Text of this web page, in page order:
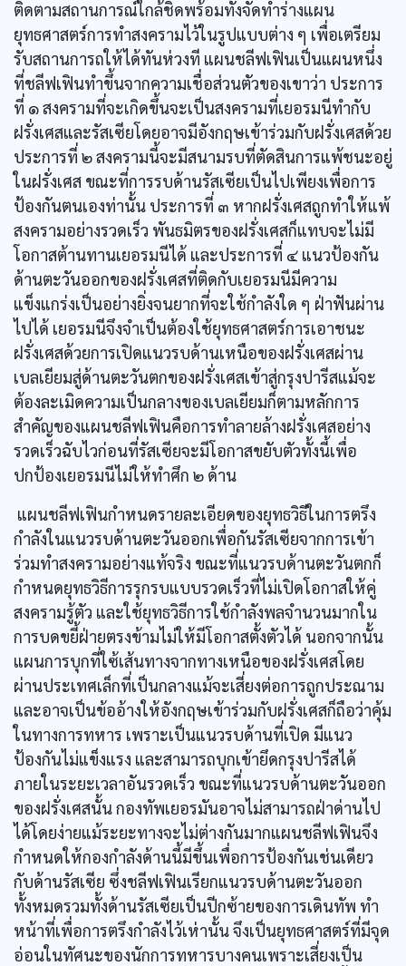
ติดตามสถานการณ์ใกล้ชิดพร้อมทั้งจัดทำร่างแผน
ยุทธศาสตร์การทำสงครามไว้ในรูปแบบต่าง ๆ เพื่อเตรียม
รับสถานการถให้ได้ทันห่วงที แผนชลีฟเฟินเป็นแผนหนึ่ง
ที่ชลีฟเฟินทำขึ้นจากความเชื่อส่วนตัวของเขาว่า ประการ
ที่ ๑ สงครามที่จะเกิดขึ้นจะเป็นสงครามที่เยอรมนีทำกับ
ฝรั่งเศสและรัสเซียโดยอาจมีอังกฤษเข้าร่วมกับฝรั่งเศสด้วย
ประการที่ ๒ สงครามนี้จะมีสนามรบที่ตัดสินการแพ้ชนะอยู่
ในฝรั่งเศส ขณะที่การรบด้านรัสเซียเป็นไปเพียงเพื่อการ
ป้องกันตนเองท่านั้น ประการที่ ๓ หากฝรั่งเศสถูกทำให้แพ้
สงครามอย่างรวดเร็ว พันธมิตรของฝรั่งเศสก็แทบจะไม่มี
โอกาสต้านทานเยอรมนีได้ และประการที่ ๔ แนวป้องกัน
ด้านตะวันออกของฝรั่งเศสที่ติดกับเยอรมนีมีความ
แข็งแกร่งเป็นอย่างยิ่งจนยากที่จะใช้กำลังใด ๆ ฝ่าฟันผ่าน
ไปได้ เยอรมนีจึงจำเป็นต้องใช้ยุทธศาสตร์การเอาชนะ
ฝรั่งเศสด้วยการเปิดแนวรบด้านเหนือของฝรั่งเศสผ่าน
เบลเยียมสู่ด้านตะวันตกของฝรั่งเศสเข้าสู่กรุงปารีสแม้จะ
ต้องละเมิดความเป็นกลางของเบลเยียมก็ตามหลักการ
สำคัญของแผนชลีฟเฟินคือการทำลายล้างฝรั่งเศสอย่าง
รวดเร็วฉับไวก่อนที่รัสเซียจะมีโอกาสขยับตัวทั้งนี้เพื่อ
ปกป้องเยอรมนีไม่ให้ทำศึก ๒ ด้าน
แผนชลีฟเฟินกำหนดรายละเอียดของยุทธวิธีในการตรึง
กำลังในแนวรบด้านตะวันออกเพื่อกันรัสเซียจากการเข้า
ร่วมทำสงครามอย่างแท้จริง ขณะที่แนวรบด้านตะวันตกก็
กำหนดยุทธวิธีการรุกรบแบบรวดเร็วที่ไม่เปิดโอกาสให้คู่
สงครามรู้ตัว และใช้ยุทธวิธีการใช้กำลังพลจำนวนมากใน
การบดขยี้ฝ่ายตรงข้ามไม่ให้มีโอกาสตั้งตัวได้ นอกจากนั้น
แผนการบุกที่ใซ้เส้นทางจากทางเหนือของฝรั่งเศสโดย
ผ่านประเทศเล็กที่เป็นกลางแม้จะเสี่ยงต่อการถูกประณาม
และอาจเป็นข้ออ้างให้อังกฤษเข้าร่วมกับฝรั่งเศสก็ถือว่าคุ้ม
ในทางการทหาร เพราะเป็นแนวรบด้านที่เปิด มีแนว
ป้องกันไม่แข็งแรง และสามารถบุกเข้ายึดกรุงปารีสได้
ภายในระยะเวลาอันรวดเร็ว ขณะที่แนวรบด้านตะวันออก
ของฝรั่งเศสนั้น กองทัพเยอรมันอาจไม่สามารถฝ่าด่านไป
ได้โดยง่ายแม้ระยะทางจะไม่ต่างกันมากแผนชลีฟเฟินจึง
กำหนดให้กองกำลังด้านนี้มีขึ้นเพื่อการป้องกันเช่นเดียว
กับด้านรัสเซีย ซึ่งชลีฟเฟินเรียกแนวรบด้านตะวันออก
ทั้งหมดรวมทั้งด้านรัสเซียเป็นปีกซ้ายของการเดินทัพ ทำ
หน้าที่เพื่อการตรึงกำลังไว้เห่านั้น จึงเป็นยุทธศาสตร์ที่มีจุด
อ่อนในทัศนะของนักการทหารบางคนเพราะเสี่ยงเป็น